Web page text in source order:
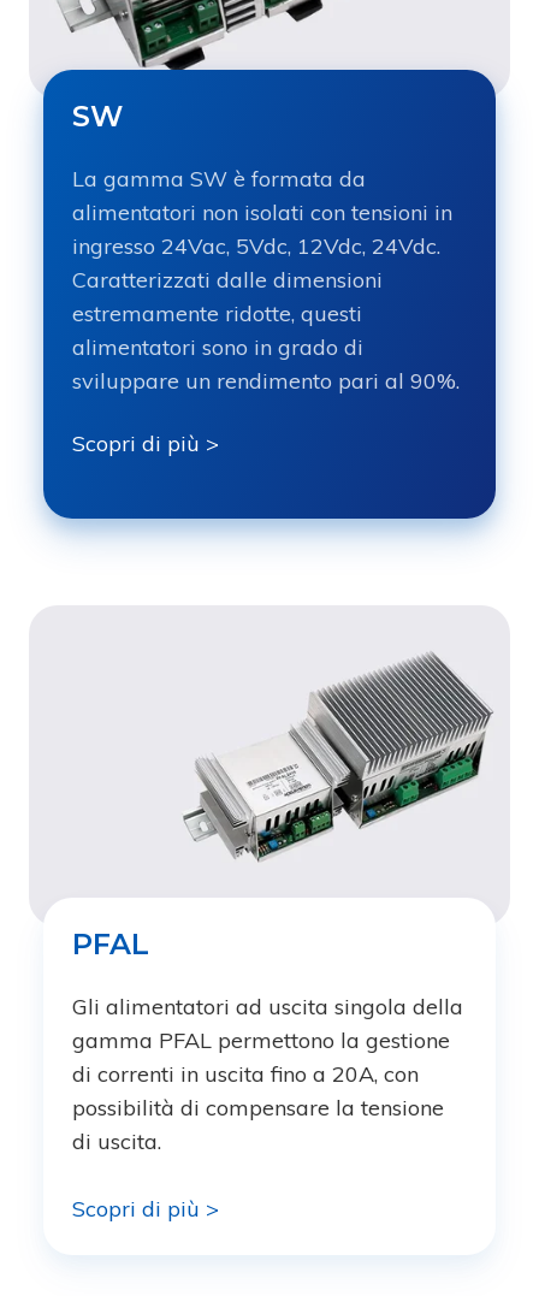
SW
La gamma SW è formata da
alimentatori non isolati con tensioni in
ingresso 24Vac, 5Vdc, 12Vdc, 24Vdc.
Caratterizzati dalle dimensioni
estremamente ridotte, questi
alimentatori sono in grado di
sviluppare un rendimento pari al 90%.
Scopri di più >
PFAL
Gli alimentatori ad uscita singola della
gamma PFAL permettono la gestione
di correnti in uscita fino a 20A, con
possibilità di compensare la tensione
di uscita.
Scopri di più >